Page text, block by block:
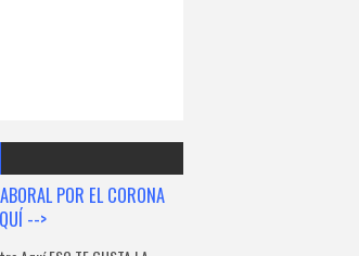
POR EL CORONA
-->